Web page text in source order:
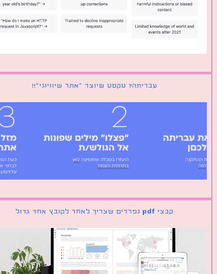
עבריתה? טקסט שיוצר ״אתר שיוויוני״!!